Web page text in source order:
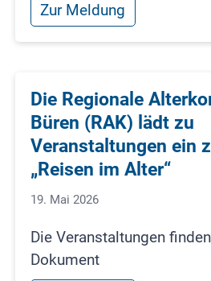
Zur Meldung
Die Regionale
Büren (RAK) lädt zu
Veranstaltungen ein
„Reisen im Alter“
19. Mai 2026
Die Veranstaltungen
Dokument